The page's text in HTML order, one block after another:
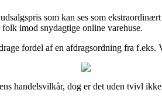
som kan ses som
imod snydagtige online varehuse.
fordel af en afdragsordning fra
handelsvilkår, dog er det uden tvivl ikke